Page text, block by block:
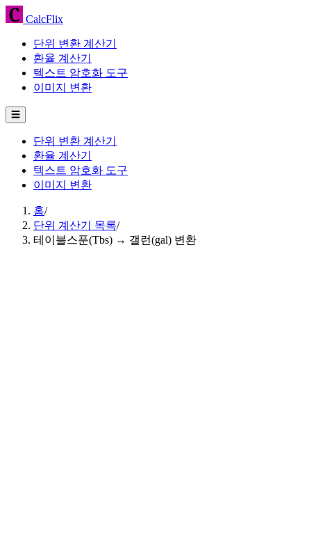
CalcFlix
단위 변환 계산기
환율 계산기
텍스트 암호화 도구
이미지 변환
☰
단위 변환 계산기
환율 계산기
텍스트 암호화 도구
이미지 변환
홈/
단위 계산기 목록/
테이블스푼(Tbs) → 갤런(gal) 변환